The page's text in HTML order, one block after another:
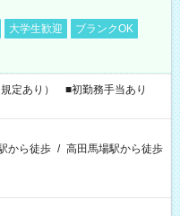
大学生歓迎
ブランクOK
定あり） ■初勤務手当あり
から徒歩 / 高田馬場駅から徒歩